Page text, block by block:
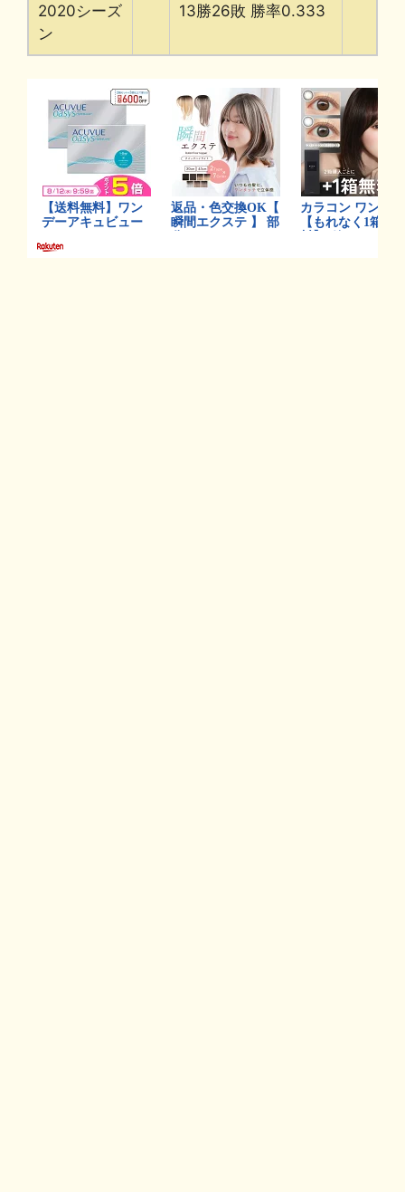
2020シーズ
ン
13勝26敗 勝率0.333